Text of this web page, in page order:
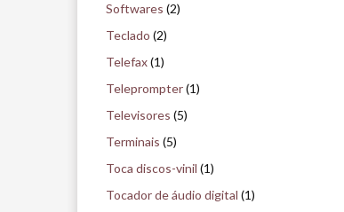
Softwares (2)
Teclado (2)
Telefax(1)
Teleprompter(1)
Televisores (5)
Terminais (5)
Toca discos-vinil (1)
Tocador de áudio digital (1)